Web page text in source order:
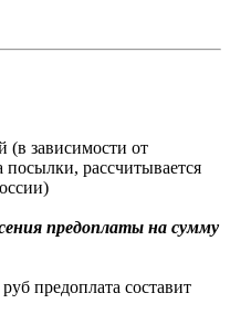
(в зависимости от
рассчитывается
предоплаты на сумму
предоплата составит